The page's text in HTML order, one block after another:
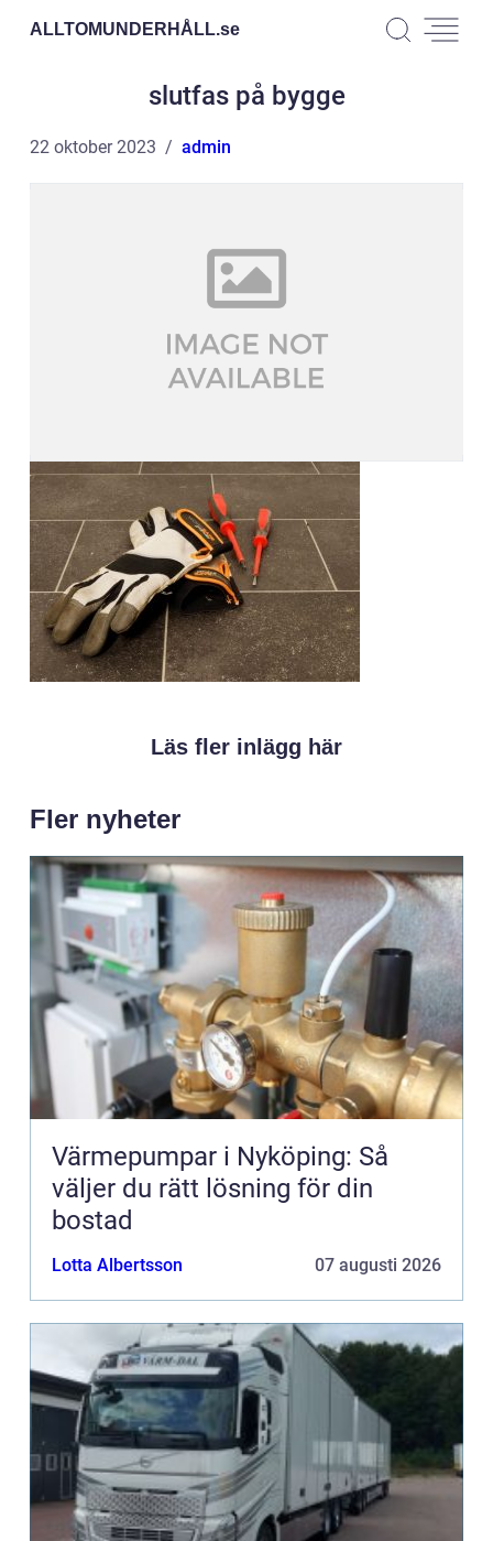
ALLTOMUNDERHÅLL.se
slutfas på bygge
22 oktober 2023 admin
Läs fler inlägg här
Fler nyheter
Värmepumpar i Nyköping: Så
väljer du rätt lösning för din
bostad
Lotta Albertsson 07 augusti 2026